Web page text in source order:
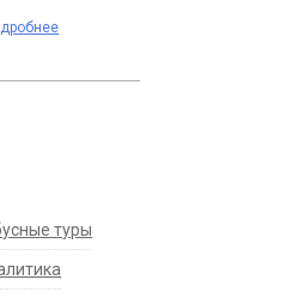
туры